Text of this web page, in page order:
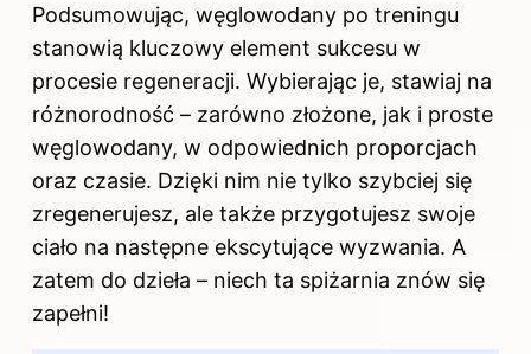
Podsumowując, węglowodany po treningu
stanowią kluczowy element sukcesu w
procesie regeneracji. Wybierając je, stawiaj na
różnorodność – zarówno złożone, jak i proste
węglowodany, w odpowiednich proporcjach
oraz czasie. Dzięki nim nie tylko szybciej się
zregenerujesz, ale także przygotujesz swoje
ciało na następne ekscytujące wyzwania. A
zatem do dzieła – niech ta spiżarnia znów się
zapełni!